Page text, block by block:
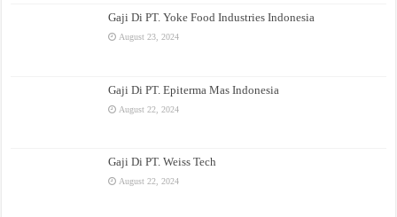
Gaji Di PT. Yoke Food Industries Indonesia
August 23, 2024
Gaji Di PT. Epiterma Mas Indonesia
August 22, 2024
Gaji Di PT. Weiss Tech
August 22, 2024